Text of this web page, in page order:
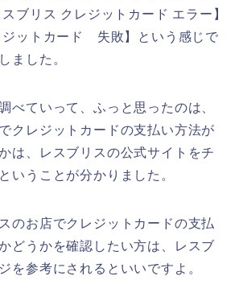
ブリス クレジットカード エラー】
ジットカード 失敗】という感じで
ました。
べていって、ふっと思ったのは、
クレジットカードの支払い方法が
は、レスブリスの公式サイトをチ
いうことが分かりました。
のお店でクレジットカードの支払
どうかを確認したい方は、レスブ
を参考にされるといいですよ。